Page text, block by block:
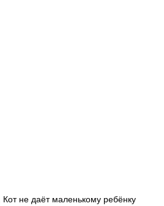
не даёт маленькому ребёнку